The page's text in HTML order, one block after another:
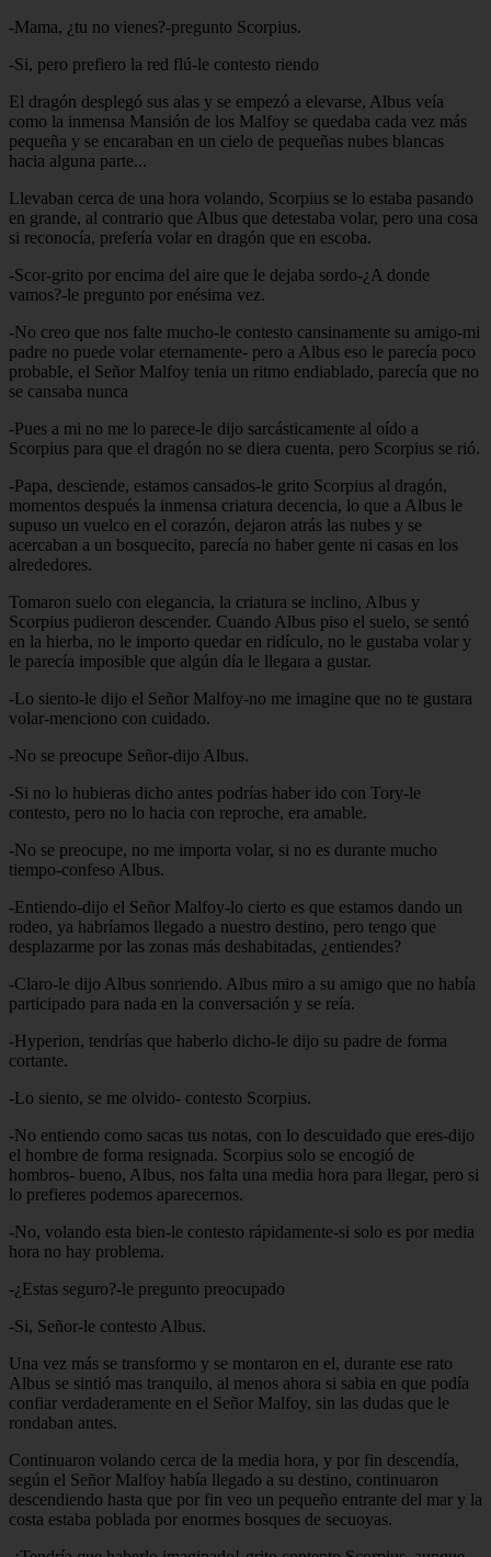
-Mama, ¿tu no vienes?-pregunto Scorpius.
-Si, pero prefiero la red flú-le contesto riendo
El dragón desplegó sus alas y se empezó a elevarse, Albus veía
como la inmensa Mansión de los Malfoy se quedaba cada vez más
pequeña y se encaraban en un cielo de pequeñas nubes blancas
hacia alguna parte...
Llevaban cerca de una hora volando, Scorpius se lo estaba pasando
en grande, al contrario que Albus que detestaba volar, pero una cosa
si reconocía, prefería volar en dragón que en escoba.
-Scor-grito por encima del aire que le dejaba sordo-¿A donde
vamos?-le pregunto por enésima vez.
-No creo que nos falte mucho-le contesto cansinamente su amigo-mi
padre no puede volar eternamente- pero a Albus eso le parecía poco
probable, el Señor Malfoy tenia un ritmo endiablado, parecía que no
se cansaba nunca
-Pues a mi no me lo parece-le dijo sarcásticamente al oído a
Scorpius para que el dragón no se diera cuenta, pero Scorpius se rió.
-Papa, desciende, estamos cansados-le grito Scorpius al dragón,
momentos después la inmensa criatura decencia, lo que a Albus le
supuso un vuelco en el corazón, dejaron atrás las nubes y se
acercaban a un bosquecito, parecía no haber gente ni casas en los
alrededores.
Tomaron suelo con elegancia, la criatura se inclino, Albus y
Scorpius pudieron descender. Cuando Albus piso el suelo, se sentó
en la hierba, no le importo quedar en ridículo, no le gustaba volar y
le parecía imposible que algún día le llegara a gustar.
-Lo siento-le dijo el Señor Malfoy-no me imagine que no te gustara
volar-menciono con cuidado.
-No se preocupe Señor-dijo Albus.
-Si no lo hubieras dicho antes podrías haber ido con Tory-le
contesto, pero no lo hacia con reproche, era amable.
-No se preocupe, no me importa volar, si no es durante mucho
tiempo-confeso Albus.
-Entiendo-dijo el Señor Malfoy-lo cierto es que estamos dando un
rodeo, ya habríamos llegado a nuestro destino, pero tengo que
desplazarme por las zonas más deshabitadas, ¿entiendes?
-Claro-le dijo Albus sonriendo. Albus miro a su amigo que no había
participado para nada en la conversación y se reía.
-Hyperion, tendrías que haberlo dicho-le dijo su padre de forma
cortante.
-Lo siento, se me olvido- contesto Scorpius.
-No entiendo como sacas tus notas, con lo descuidado que eres-dijo
el hombre de forma resignada. Scorpius solo se encogió de
hombros- bueno, Albus, nos falta una media hora para llegar, pero si
lo prefieres podemos aparecernos.
-No, volando esta bien-le contesto rápidamente-si solo es por media
hora no hay problema.
-¿Estas seguro?-le pregunto preocupado
-Si, Señor-le contesto Albus.
Una vez más se transformo y se montaron en el, durante ese rato
Albus se sintió mas tranquilo, al menos ahora si sabia en que podía
confiar verdaderamente en el Señor Malfoy, sin las dudas que le
rondaban antes.
Continuaron volando cerca de la media hora, y por fin descendía,
según el Señor Malfoy había llegado a su destino, continuaron
descendiendo hasta que por fin veo un pequeño entrante del mar y la
costa estaba poblada por enormes bosques de secuoyas.